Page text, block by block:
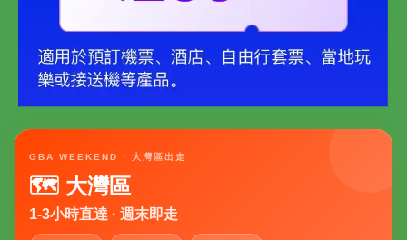
GBA WEEKEND · 大灣區出走
🗺 大灣區
1-3小時直達 · 週末即走